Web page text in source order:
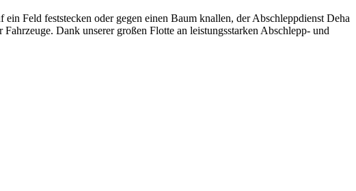
Feld feststecken oder gegen einen Baum knallen, der Abschleppdienst Deha
Dank unserer großen Flotte an leistungsstarken Abschlepp- und